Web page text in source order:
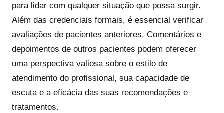
para lidar com qualquer situação que possa surgir.
Além das credenciais formais, é essencial verificar
avaliações de pacientes anteriores. Comentários e
depoimentos de outros pacientes podem oferecer
uma perspectiva valiosa sobre o estilo de
atendimento do profissional, sua capacidade de
escuta e a eficácia das suas recomendações e
tratamentos.